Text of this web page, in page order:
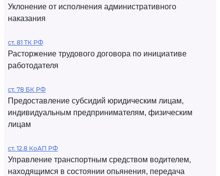
Уклонение от исполнения административного
наказания
ст. 81 ТК РФ
Расторжение трудового договора по инициативе
работодателя
ст. 78 БК РФ
Предоставление субсидий юридическим лицам,
индивидуальным предпринимателям, физическим
лицам
ст. 12.8 КоАП РФ
Управление транспортным средством водителем,
находящимся в состоянии опьянения, передача